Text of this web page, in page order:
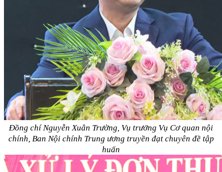
Đồng chíNguyễn Xuân Trường, Vụ trưởng Vụ Cơ quan nội
chính, Ban Nội chính Trung ương truyền đạt chuyên đề tập
huấn